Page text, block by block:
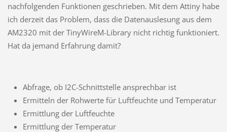
nachfolgenden Funktionen geschrieben. Mit dem Attiny habe
ich derzeit das Problem, dass die Datenauslesung aus dem
AM2320 mit der TinyWireM-Library nicht richtig funktioniert.
Hat da jemand Erfahrung damit?
Abfrage, ob I2C-Schnittstelle ansprechbar ist
Ermitteln der Rohwerte für Luftfeuchte und Temperatur
Ermittlung der Luftfeuchte
Ermittlung der Temperatur